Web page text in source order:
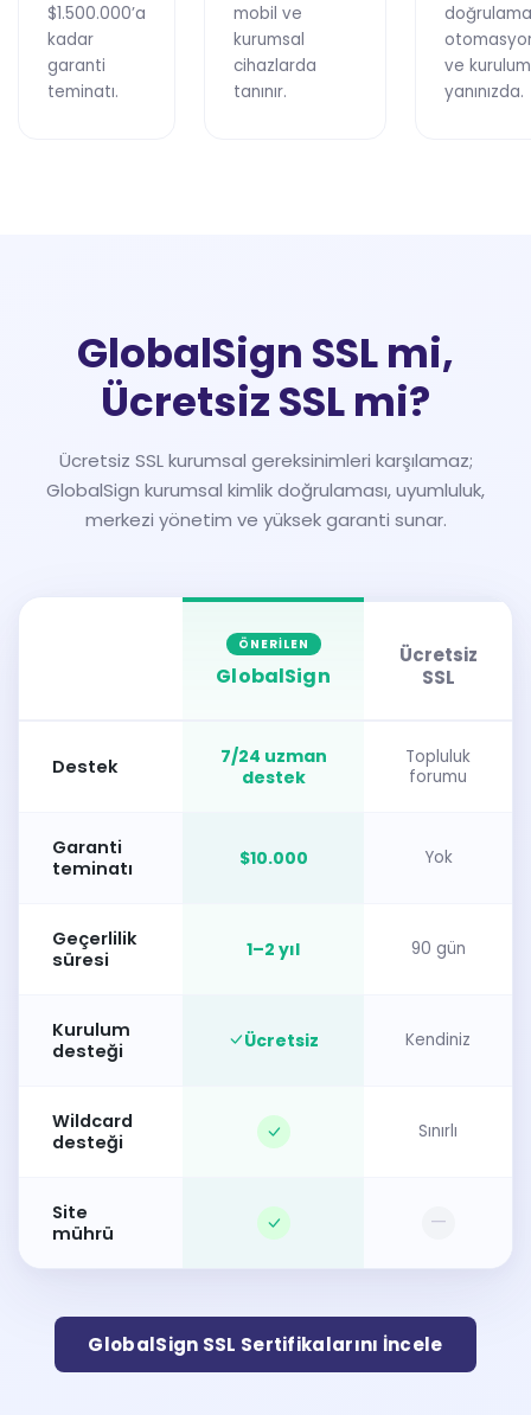
$1.500.000’a
kadar
garanti
teminatı.
mobil ve
kurumsal
cihazlarda
tanınır.
ve
yanınızda.
GlobalSign SSL mi,
Ücretsiz SSL mi?
Ücretsiz SSL kurumsal gereksinimleri karşılamaz;
GlobalSign kurumsal kimlik doğrulaması, uyumluluk,
merkezi yönetim ve yüksek garanti sunar.
ÖNERILEN
GlobalSign
Ücretsiz
SSL
Destek
7/24 uzman
destek
Topluluk
forumu
Garanti
teminatı
$10.000 Yok
Geçerlilik
süresi
1–2 yıl 90 gün
Kurulum
desteği
Ücretsiz Kendiniz
Wildcard
desteği
Sınırlı
Site
mührü
—
GlobalSign SSL Sertifikalarını İncele